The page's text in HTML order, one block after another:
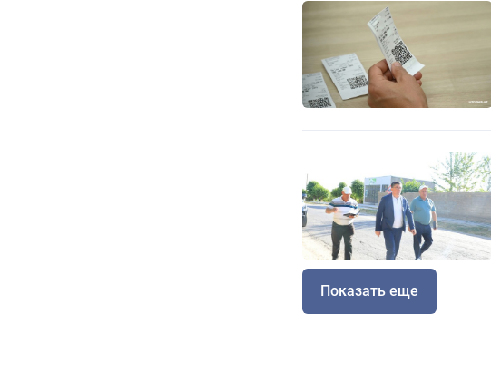
Показать еще